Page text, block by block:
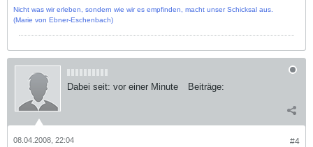
Nicht was wir erleben, sondern wie wir es empfinden, macht unser Schicksal aus.
(Marie von Ebner-Eschenbach)
Dabei seit: vor einer Minute Beiträge:
#4
08.04.2008, 22:04